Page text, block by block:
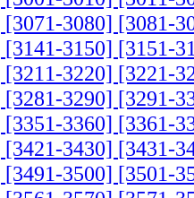
[3071-3080] [3081-
[3141-3150] [3151-
[3211-3220] [3221-
[3281-3290] [3291-
[3351-3360] [3361-
[3421-3430] [3431-
[3491-3500] [3501-